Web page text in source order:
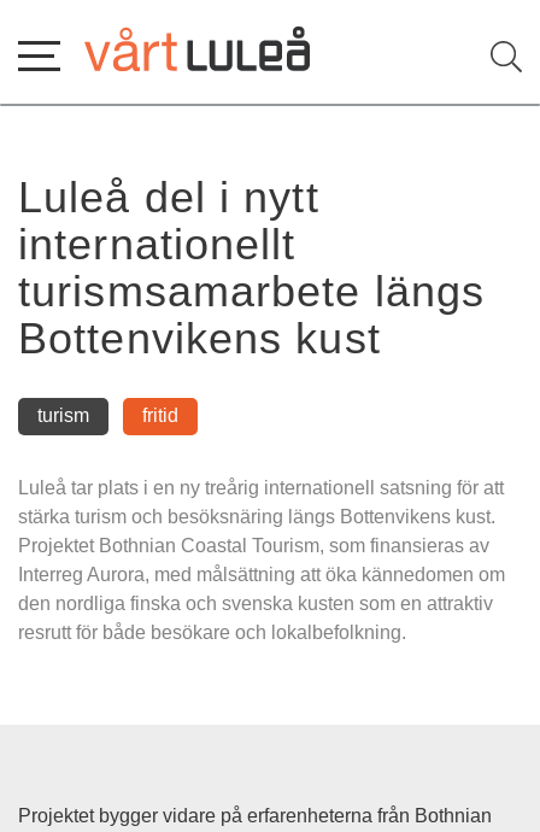
innehåll
Luleå del i nytt
internationellt
turismsamarbete längs
Bottenvikens kust
turism fritid
Luleå tar plats i en ny treårig internationell satsning för att
stärka turism och besöksnäring längs Bottenvikens kust.
Projektet Bothnian Coastal Tourism, som finansieras av
Interreg Aurora, med målsättning att öka kännedomen om
den nordliga finska och svenska kusten som en attraktiv
resrutt för både besökare och lokalbefolkning.
Projektet bygger vidare på erfarenheterna från Bothnian